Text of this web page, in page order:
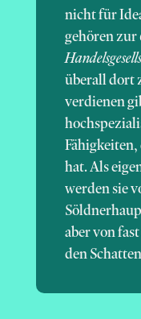
nicht für
gehören zur
überall dort
verdienen
hat. Als
werden sie
aber von
den